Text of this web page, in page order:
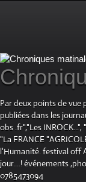
Par deux points de vue
publiées dans les
obs .fr","Les
"La FRANCE
l'Humanité. festival off
jour....! événements
0785473094